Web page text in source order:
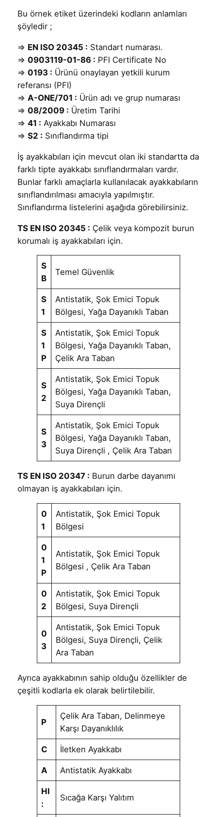
Bu örnek etiket üzerindeki kodların anlamları
şöyledir ;
⇒ EN ISO 20345 : Standart numarası.
⇒ 0903119-01-86 : PFI Certificate No
⇒ 0193 : Ürünü onaylayan yetkili kurum
referansı (PFI)
⇒ A-ONE/701 : Ürün adı ve grup numarası
⇒ 08/2009 : Üretim Tarihi
⇒ 41 : Ayakkabı Numarası
⇒ S2 : Sınıflandırma tipi
İş ayakkabıları için mevcut olan iki standartta da
farklı tipte ayakkabı sınıflandırmaları vardır.
Bunlar farklı amaçlarla kullanılacak ayakkabıların
sınıflandırılması amacıyla yapılmıştır.
Sınıflandırma listelerini aşağıda görebilirsiniz.
TS EN ISO 20345 : Çelik veya kompozit burun
korumalı iş ayakkabıları için.
S
B
Temel Güvenlik
S
1
Antistatik, Şok Emici Topuk
Bölgesi, Yağa Dayanıklı Taban
S
1
P
Antistatik, Şok Emici Topuk
Bölgesi, Yağa Dayanıklı Taban,
Çelik Ara Taban
S
2
Antistatik, Şok Emici Topuk
Bölgesi, Yağa Dayanıklı Taban,
Suya Dirençli
S
3
Antistatik, Şok Emici Topuk
Bölgesi, Yağa Dayanıklı Taban,
Suya Dirençli , Çelik Ara Taban
TS EN ISO 20347 : Burun darbe dayanımı
olmayan iş ayakkabıları için.
0
1
Antistatik, Şok Emici Topuk
Bölgesi
0
1
P
Antistatik, Şok Emici Topuk
Bölgesi , Çelik Ara Taban
0
2
Antistatik, Şok Emici Topuk
Bölgesi, Suya Dirençli
0
3
Antistatik, Şok Emici Topuk
Bölgesi, Suya Dirençli, Çelik
Ara Taban
Ayrıca ayakkabının sahip olduğu özellikler de
çeşitli kodlarla ek olarak belirtilebilir.
P
Çelik Ara Taban, Delinmeye
Karşı Dayanıklılık
C İletken Ayakkabı
A Antistatik Ayakkabı
HI
:
Sıcağa Karşı Yalıtım